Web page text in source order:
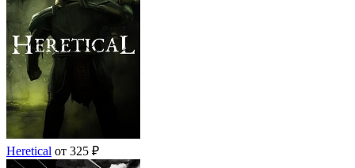
Heretical от 325 ₽